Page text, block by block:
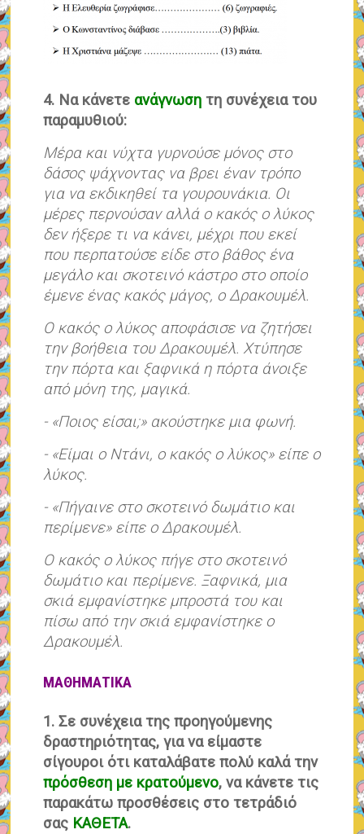
4. Να κάνετε ανάγνωση τη συνέχεια του
παραμυθιού:
Μέρα και νύχτα γυρνούσε μόνος στο
δάσος ψάχνοντας να βρει έναν τρόπο
για να εκδικηθεί τα γουρουνάκια. Οι
μέρες περνούσαν αλλά ο κακός ο λύκος
δεν ήξερε τι να κάνει, μέχρι που εκεί
που περπατούσε είδε στο βάθος ένα
μεγάλο και σκοτεινό κάστρο στο οποίο
έμενε ένας κακός μάγος, ο Δρακουμέλ.
Ο κακός ο λύκος αποφάσισε να ζητήσει
την βοήθεια του Δρακουμέλ. Χτύπησε
την πόρτα και ξαφνικά η πόρτα άνοιξε
από μόνη της, μαγικά.
- «Ποιος είσαι;» ακούστηκε μια φωνή.
- «Είμαι ο Ντάνι, ο κακός ο λύκος» είπε ο
λύκος.
- «Πήγαινε στο σκοτεινό δωμάτιο και
περίμενε» είπε ο Δρακουμέλ.
Ο κακός ο λύκος πήγε στο σκοτεινό
δωμάτιο και περίμενε. Ξαφνικά, μια
σκιά εμφανίστηκε μπροστά του και
πίσω από την σκιά εμφανίστηκε ο
Δρακουμέλ.
ΜΑΘΗΜΑΤΙΚΑ
1. Σε συνέχεια της προηγούμενης
δραστηριότητας, για να είμαστε
σίγουροι ότι καταλάβατε πολύ καλά την
πρόσθεση με κρατούμενο, να κάνετε τις
παρακάτω προσθέσεις στο τετράδιό
σας ΚΑΘΕΤΑ.